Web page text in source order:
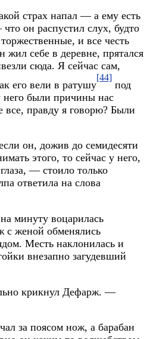
страх напал — а ему есть
он распустил слух, будто
и все честь
жил себе в деревне, прятался
сюда. Я сейчас сам,
его вели в ратушу
[44]
под
были причины нас
все, правду я говорю? Были
он, дожив до семидесяти
этого, то сейчас у него,
— стоило только
ответила на слова
минуту воцарилась
с женой обменялись
Месть наклонилась и
внезапно загудевший
крикнул Дефарж. —
за поясом нож, а барабан